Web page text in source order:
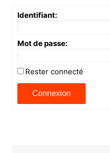
Identifiant:
Mot de passe:
Rester connecté
Connexion